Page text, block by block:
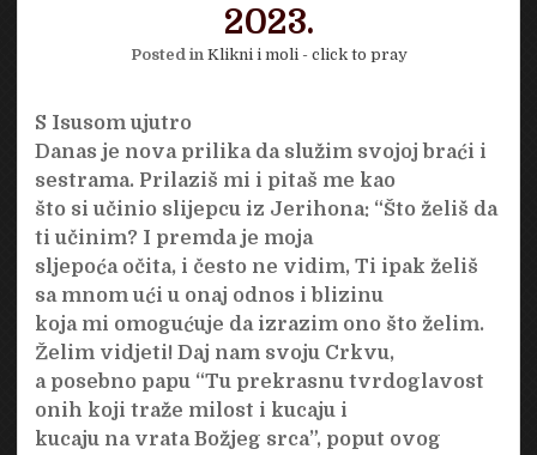
2023.
Posted in Klikni i moli - click to pray
S Isusom ujutro
Danas je nova prilika da služim svojoj braći i
sestrama. Prilaziš mi i pitaš me kao
što si učinio slijepcu iz Jerihona: “Što želiš da
ti učinim? I premda je moja
sljepoća očita, i često ne vidim, Ti ipak želiš
sa mnom ući u onaj odnos i blizinu
koja mi omogućuje da izrazim ono što želim.
Želim vidjeti! Daj nam svoju Crkvu,
a posebno papu “Tu prekrasnu tvrdoglavost
onih koji traže milost i kucaju i
kucaju na vrata Božjeg srca”, poput ovog